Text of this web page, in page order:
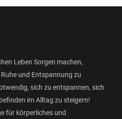
Leben Sorgen machen,
und Entspannung zu
sich zu entspannen, sich
im Alltag zu steigern!
für körperliches und